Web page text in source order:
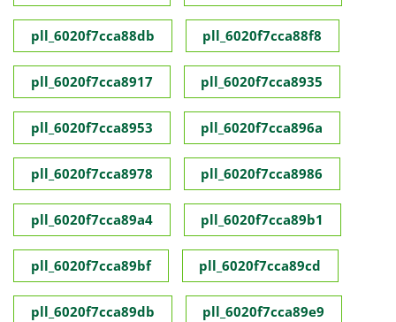
pll_6020f7cca88db pll_6020f7cca88f8
pll_6020f7cca8917 pll_6020f7cca8935
pll_6020f7cca8953 pll_6020f7cca896a
pll_6020f7cca8978 pll_6020f7cca8986
pll_6020f7cca89a4 pll_6020f7cca89b1
pll_6020f7cca89bf pll_6020f7cca89cd
pll_6020f7cca89db pll_6020f7cca89e9